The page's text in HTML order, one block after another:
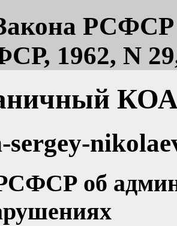
РСФСР
1962, N 29,
об